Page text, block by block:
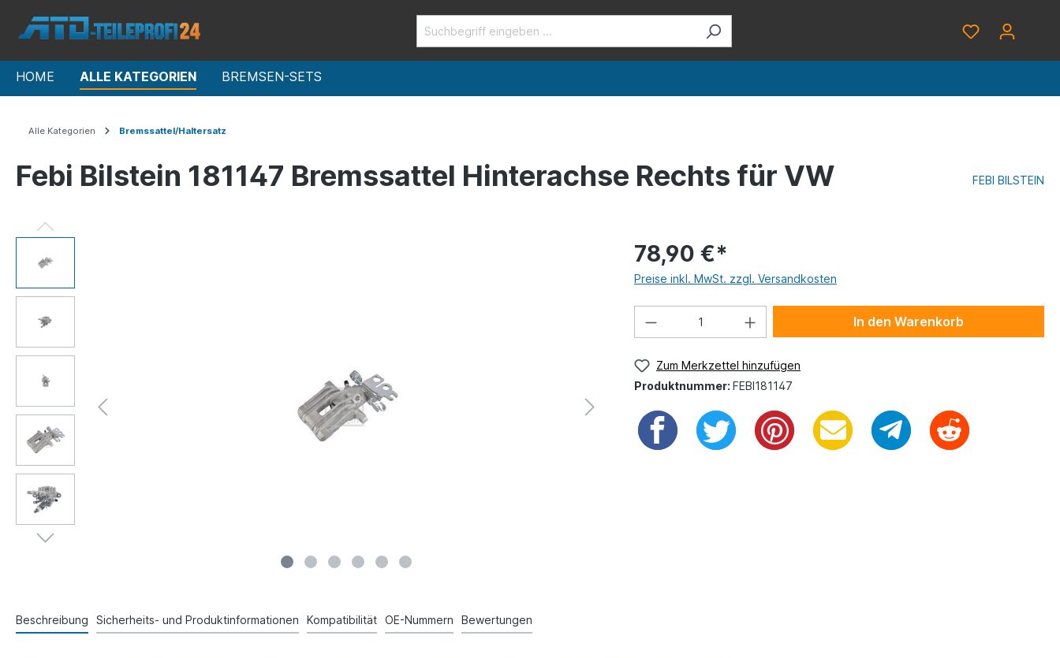
HOME ALLE KATEGORIEN BREMSEN-SETS
Alle Kategorien Bremssattel/Haltersatz
Febi Bilstein 181147 Bremssattel Hinterachse Rechts für VW FEBI BILSTEIN
78,90 €*
Preise inkl. MwSt. zzgl. Versandkosten
In den Warenkorb
Zum Merkzettel hinzufügen
Produktnummer: FEBI181147
Beschreibung Sicherheits- und Produktinformationen Kompatibilität OE-Nummern Bewertungen